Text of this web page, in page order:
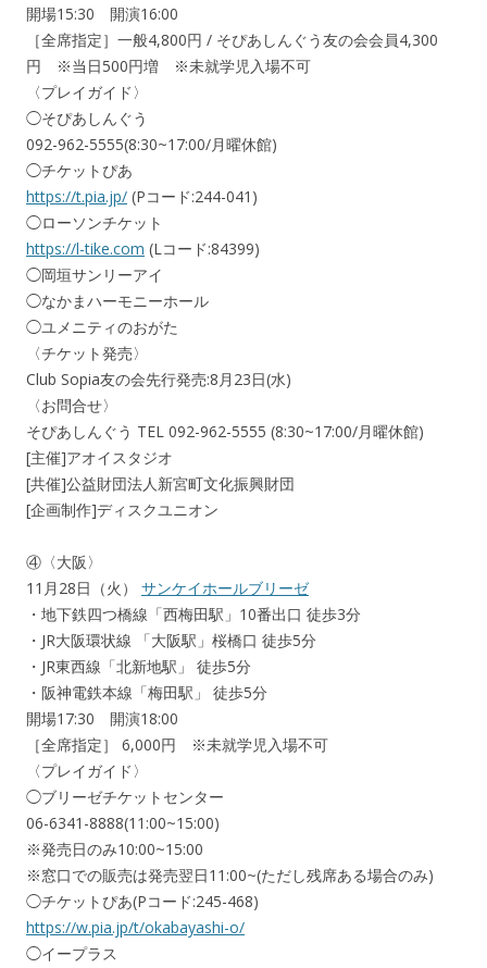
開場15:30 開演16:00
［全席指定］一般4,800円 / そぴあしんぐう友の会会員4,300
円 ※当日500円増 ※未就学児入場不可
〈プレイガイド〉
◯そぴあしんぐう
092-962-5555(8:30~17:00/月曜休館)
◯チケットぴあ
https://t.pia.jp/ (Pコード:244-041)
◯ローソンチケット
https://l-tike.com (Lコード:84399)
◯岡垣サンリーアイ
◯なかまハーモニーホール
◯ユメニティのおがた
〈チケット発売〉
Club Sopia友の会先行発売:8月23日(水)
〈お問合せ〉
そぴあしんぐう TEL 092-962-5555 (8:30~17:00/月曜休館)
[主催]アオイスタジオ
[共催]公益財団法人新宮町文化振興財団
[企画制作]ディスクユニオン
④〈大阪〉
11月28日（火） サンケイホールブリーゼ
・地下鉄四つ橋線「西梅田駅」10番出口 徒歩3分
・JR大阪環状線 「大阪駅」桜橋口 徒歩5分
・JR東西線「北新地駅」 徒歩5分
・阪神電鉄本線「梅田駅」 徒歩5分
開場17:30 開演18:00
［全席指定］ 6,000円 ※未就学児入場不可
〈プレイガイド〉
◯ブリーゼチケットセンター
06-6341-8888(11:00~15:00)
※発売日のみ10:00~15:00
※窓口での販売は発売翌日11:00~(ただし残席ある場合のみ)
◯チケットぴあ(Pコード:245-468)
https://w.pia.jp/t/okabayashi-o/
◯イープラス